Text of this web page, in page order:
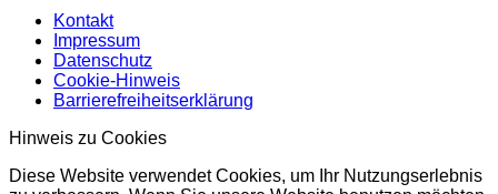
Kontakt
Impressum
Datenschutz
Cookie-Hinweis
Barrierefreiheitserklärung
Hinweis zu Cookies
Diese Website verwendet Cookies, um Ihr Nutzungserlebnis